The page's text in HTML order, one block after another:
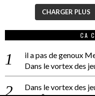
CHARGER PLUS
CA
il a pas de genoux
Dans le vortex des
Dans le vortex des